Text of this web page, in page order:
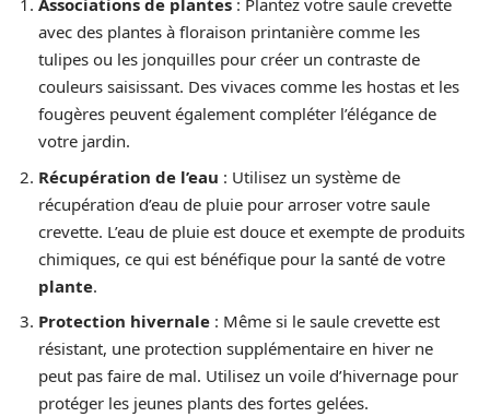
Associations de plantes : Plantez votre saule crevette
avec des plantes à floraison printanière comme les
tulipes ou les jonquilles pour créer un contraste de
couleurs saisissant. Des vivaces comme les hostas et les
fougères peuvent également compléter l’élégance de
votre jardin.
Récupération de l’eau : Utilisez un système de
récupération d’eau de pluie pour arroser votre saule
crevette. L’eau de pluie est douce et exempte de produits
chimiques, ce qui est bénéfique pour la santé de votre
plante.
Protection hivernale : Même si le saule crevette est
résistant, une protection supplémentaire en hiver ne
peut pas faire de mal. Utilisez un voile d’hivernage pour
protéger les jeunes plants des fortes gelées.